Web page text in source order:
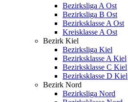
Bezirksliga A Ost
Bezirksliga B Ost
Bezirksklasse A Ost
Kreisklasse A Ost
Bezirk Kiel
Bezirksliga Kiel
Bezirksklasse A Kiel
Bezirksklasse C Kiel
Bezirksklasse D Kiel
Bezirk Nord
Bezirksliga Nord